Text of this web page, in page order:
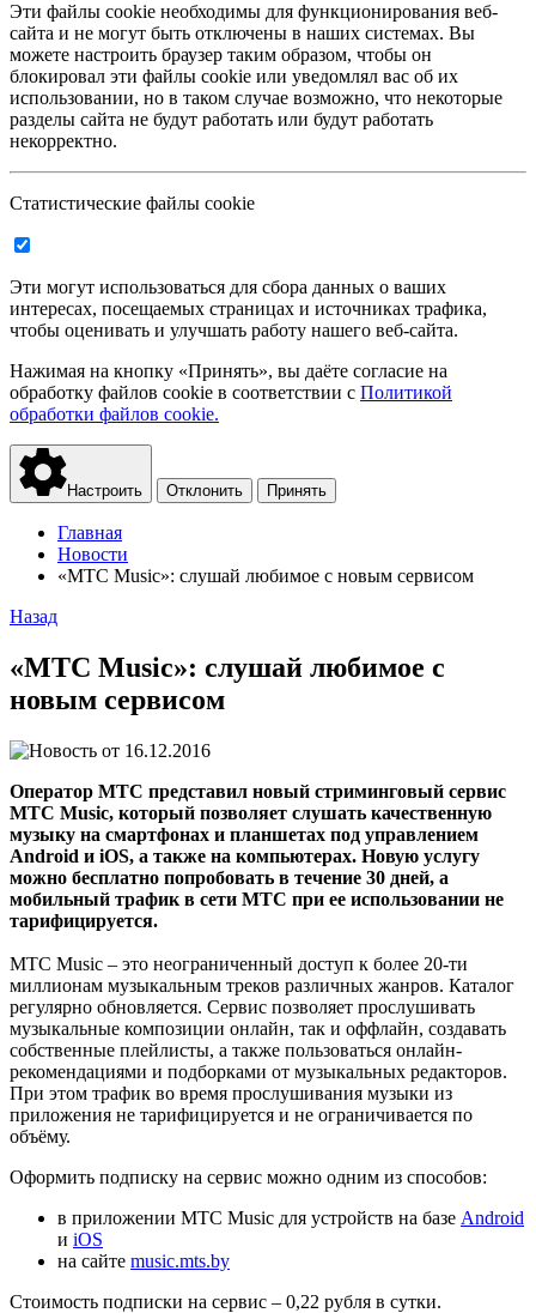
Эти файлы cookie необходимы для функционирования веб-
сайта и не могут быть отключены в наших системах. Вы
можете настроить браузер таким образом, чтобы он
блокировал эти файлы cookie или уведомлял вас об их
использовании, но в таком случае возможно, что некоторые
разделы сайта не будут работать или будут работать
некорректно.
Статистические файлы cookie
Эти могут использоваться для сбора данных о ваших
интересах, посещаемых страницах и источниках трафика,
чтобы оценивать и улучшать работу нашего веб-сайта.
Нажимая на кнопку «Принять», вы даёте согласие на
обработку файлов cookie в соответствии с Политикой
обработки файлов cookie.
Настроить Отклонить Принять
Главная
Новости
«МТС Music»: слушай любимое с новым сервисом
Назад
«МТС Music»: слушай любимое с
новым сервисом
16.12.2016
Оператор МТС представил новый стриминговый сервис
МТС Music, который позволяет слушать качественную
музыку на смартфонах и планшетах под управлением
Android и iOS, а также на компьютерах. Новую услугу
можно бесплатно попробовать в течение 30 дней, а
мобильный трафик в сети МТС при ее использовании не
тарифицируется.
МТС Music – это неограниченный доступ к более 20-ти
миллионам музыкальным треков различных жанров. Каталог
регулярно обновляется. Сервис позволяет прослушивать
музыкальные композиции онлайн, так и оффлайн, создавать
собственные плейлисты, а также пользоваться онлайн-
рекомендациями и подборками от музыкальных редакторов.
При этом трафик во время прослушивания музыки из
приложения не тарифицируется и не ограничивается по
объёму.
Оформить подписку на сервис можно одним из способов:
в приложении МТС Music для устройств на базе Android
и iOS
на сайте music.mts.by
Стоимость подписки на сервис – 0,22 рубля в сутки.